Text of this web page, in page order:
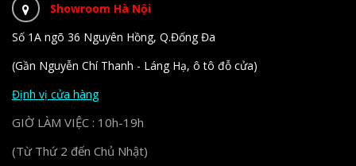
Showroom Hà Nội
Số 1A ngõ 36 Nguyên Hồng, Q.Đống Đa
(Gần Nguyễn Chí Thanh - Láng Hạ, ô tô đỗ cửa)
Định vị cửa hàng
GIỜ LÀM VIỆC : 10h-19h
(Từ Thứ 2 đến Chủ Nhật)